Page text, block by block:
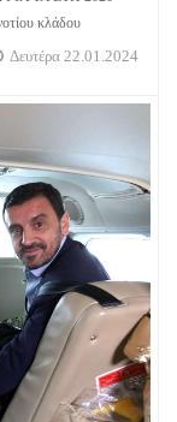
κλάδου
Δευτέρα 22.01.2024